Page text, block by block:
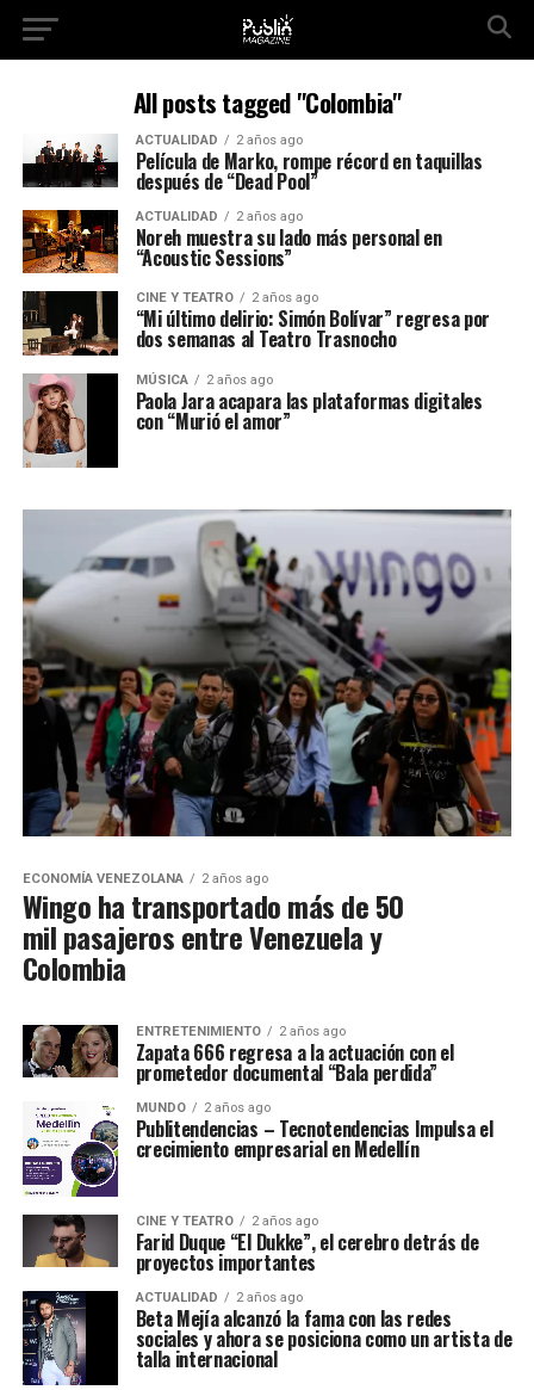
All posts tagged "Colombia"
ACTUALIDAD 2 años ago
Película de Marko, rompe récord en taquillas
después de “Dead Pool”
ACTUALIDAD 2 años ago
Noreh muestra su lado más personal en
“Acoustic Sessions”
CINE Y TEATRO 2 años ago
“Mi último delirio: Simón Bolívar” regresa por
dos semanas al Teatro Trasnocho
MÚSICA 2 años ago
Paola Jara acapara las plataformas digitales
con “Murió el amor”
ECONOMÍA VENEZOLANA 2 años ago
Wingo ha transportado más de 50
mil pasajeros entre Venezuela y
Colombia
ENTRETENIMIENTO 2 años ago
Zapata 666 regresa a la actuación con el
prometedor documental “Bala perdida”
MUNDO 2 años ago
Publitendencias – Tecnotendencias Impulsa el
crecimiento empresarial en Medellín
CINE Y TEATRO 2 años ago
Farid Duque “El Dukke”, el cerebro detrás de
proyectos importantes
ACTUALIDAD 2 años ago
Beta Mejía alcanzó la fama con las redes
sociales y ahora se posiciona como un artista de
talla internacional